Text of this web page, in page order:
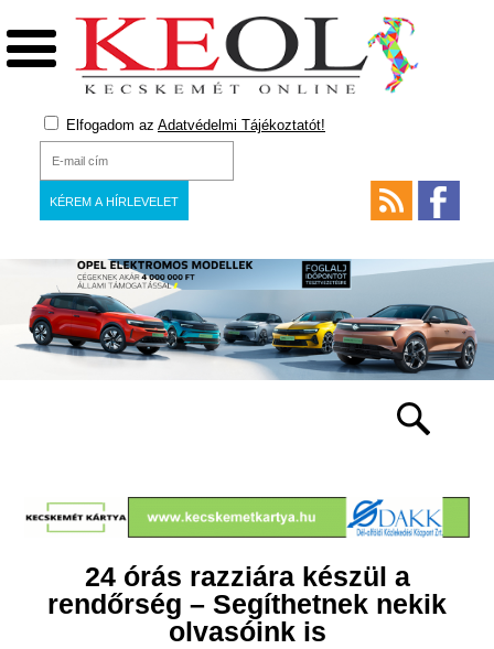
Elfogadom az Adatvédelmi Tájékoztatót!
24 órás razziára készül a
rendőrség – Segíthetnek nekik
olvasóink is